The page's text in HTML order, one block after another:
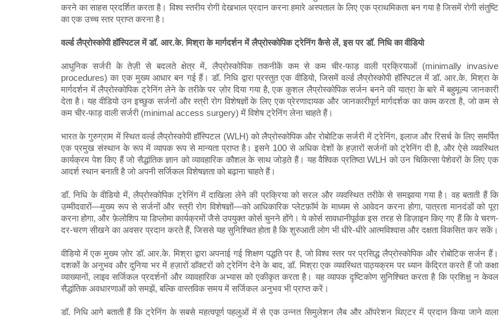
करने का साहस प्रदर्शित करता है। विश्व स्तरीय रोगी देखभाल प्रदान करना हमारे अस्पताल के लिए एक प्राथमिकता बन गया है जिसमें रोगी संतुष्टि
का एक उच्च स्तर प्राप्त करना है।
वर्ल्ड लैप्रोस्कोपी हॉस्पिटल में डॉ. आर.के. मिश्रा के मार्गदर्शन में लैप्रोस्कोपिक ट्रेनिंग कैसे लें, इस पर डॉ. निधि का वीडियो
आधुनिक सर्जरी के तेज़ी से बदलते क्षेत्र में, लैप्रोस्कोपिक तकनीकें कम से कम चीर-फाड़ वाली प्रक्रियाओं (minimally invasive
procedures) का एक मुख्य आधार बन गई हैं। डॉ. निधि द्वारा प्रस्तुत एक वीडियो, जिसमें वर्ल्ड लैप्रोस्कोपी हॉस्पिटल में डॉ. आर.के. मिश्रा के
मार्गदर्शन में लैप्रोस्कोपिक ट्रेनिंग लेने के तरीके पर ज़ोर दिया गया है, एक कुशल लैप्रोस्कोपिक सर्जन बनने की यात्रा के बारे में बहुमूल्य जानकारी
देता है। यह वीडियो उन इच्छुक सर्जनों और स्त्री रोग विशेषज्ञों के लिए एक प्रेरणादायक और जानकारीपूर्ण मार्गदर्शक का काम करता है, जो कम से
कम चीर-फाड़ वाली सर्जरी (minimal access surgery) में विशेष ट्रेनिंग लेना चाहते हैं।
भारत के गुरुग्राम में स्थित वर्ल्ड लैप्रोस्कोपी हॉस्पिटल (WLH) को लैप्रोस्कोपिक और रोबोटिक सर्जरी में ट्रेनिंग, इलाज और रिसर्च के लिए समर्पित
एक प्रमुख संस्थान के रूप में व्यापक रूप से मान्यता प्राप्त है। इसने 100 से अधिक देशों के हज़ारों सर्जनों को ट्रेनिंग दी है, और ऐसे व्यवस्थित
कार्यक्रम पेश किए हैं जो सैद्धांतिक ज्ञान को व्यावहारिक कौशल के साथ जोड़ते हैं। यह वैश्विक प्रतिष्ठा WLH को उन चिकित्सा पेशेवरों के लिए एक
आदर्श स्थान बनाती है जो अपनी सर्जिकल विशेषज्ञता को बढ़ाना चाहते हैं।
डॉ. निधि के वीडियो में, लैप्रोस्कोपिक ट्रेनिंग में दाखिला लेने की प्रक्रिया को सरल और व्यवस्थित तरीके से समझाया गया है। वह बताती हैं कि
उम्मीदवारों—मुख्य रूप से सर्जनों और स्त्री रोग विशेषज्ञों—को आधिकारिक प्लेटफ़ॉर्म के माध्यम से आवेदन करना होगा, पात्रता मानदंडों को पूरा
करना होगा, और फ़ेलोशिप या डिप्लोमा कार्यक्रमों जैसे उपयुक्त कोर्स चुनने होंगे। ये कोर्स सावधानीपूर्वक इस तरह से डिज़ाइन किए गए हैं कि वे चरण-
दर-चरण सीखने का अवसर प्रदान करते हैं, जिससे यह सुनिश्चित होता है कि शुरुआती लोग भी धीरे-धीरे आत्मविश्वास और दक्षता विकसित कर सकें।
वीडियो में एक मुख्य ज़ोर डॉ. आर.के. मिश्रा द्वारा अपनाई गई शिक्षण पद्धति पर है, जो विश्व स्तर पर प्रसिद्ध लैप्रोस्कोपिक और रोबोटिक सर्जन हैं।
दशकों के अनुभव और दुनिया भर में हज़ारों डॉक्टरों को ट्रेनिंग देने के बाद, डॉ. मिश्रा एक व्यवस्थित पाठ्यक्रम पर ध्यान केंद्रित करते हैं जो कक्षा
व्याख्यानों, लाइव सर्जिकल प्रदर्शनों और व्यावहारिक अभ्यास को एकीकृत करता है। यह व्यापक दृष्टिकोण सुनिश्चित करता है कि प्रशिक्षु न केवल
सैद्धांतिक अवधारणाओं को समझें, बल्कि वास्तविक समय में सर्जिकल अनुभव भी प्राप्त करें।
डॉ. निधि आगे बताती हैं कि ट्रेनिंग के सबसे महत्वपूर्ण पहलुओं में से एक उन्नत सिमुलेशन लैब और ऑपरेशन थिएटर में प्रदान किया जाने वाला